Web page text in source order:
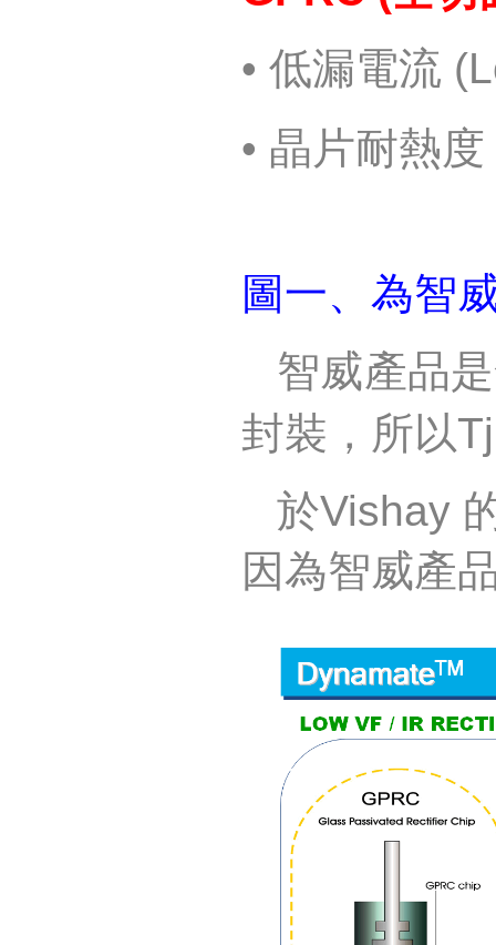
• 低漏電流
• 晶片耐熱度
圖一、為智
智威產品
封裝，所以
於Vishay
因為智威產